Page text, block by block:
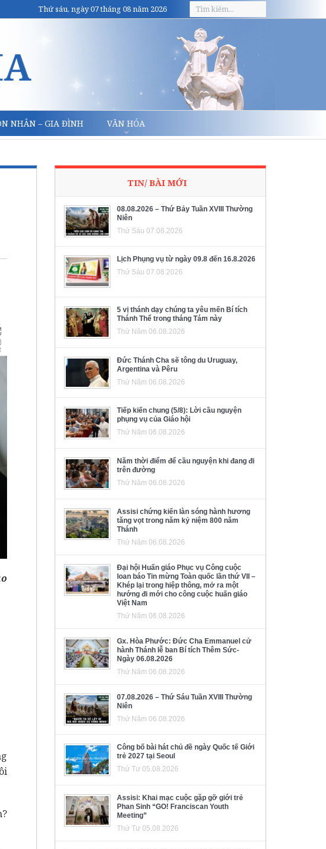
Thứ sáu, ngày 07 tháng 08 năm 2026
NHÂN – GIA ĐÌNH VĂN HÓA
TIN/ BÀI MỚI
08.08.2026 – Thứ Bảy Tuần XVIII Thường
Niên
Thứ Sáu 07.08.2026
Lịch Phụng vụ từ ngày 09.8 đến 16.8.2026
Thứ Sáu 07.08.2026
5 vị thánh dạy chúng ta yêu mến Bí tích
Thánh Thể trong tháng Tám này
Thứ Năm 06.08.2026
Đức Thánh Cha sẽ tông du Uruguay,
Argentina và Pêru
Thứ Năm 06.08.2026
Tiếp kiến chung (5/8): Lời cầu nguyện
phụng vụ của Giáo hội
Thứ Năm 06.08.2026
Năm thời điểm để cầu nguyện khi đang đi
trên đường
Thứ Năm 06.08.2026
Assisi chứng kiến làn sóng hành hương
tăng vọt trong năm kỷ niệm 800 năm
Thánh
Thứ Năm 06.08.2026
Đại hội Huấn giáo Phục vụ Công cuộc
loan báo Tin mừng Toàn quốc lần thứ VII –
Khép lại trong hiệp thông, mở ra một
hướng đi mới cho công cuộc huấn giáo
Việt Nam
Thứ Năm 06.08.2026
Gx. Hòa Phước: Đức Cha Emmanuel cử
hành Thánh lễ ban Bí tích Thêm Sức-
Ngày 06.08.2026
Thứ Năm 06.08.2026
07.08.2026 – Thứ Sáu Tuần XVIII Thường
Niên
Thứ Năm 06.08.2026
Công bố bài hát chủ đề ngày Quốc tế Giới
trẻ 2027 tại Seoul
Thứ Tư 05.08.2026
Assisi: Khai mạc cuộc gặp gỡ giới trẻ
Phan Sinh “GO! Franciscan Youth
Meeting”
Thứ Tư 05.08.2026